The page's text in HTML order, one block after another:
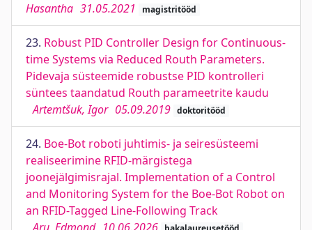
Hasantha 31.05.2021 magistritööd
23. Robust PID Controller Design for Continuous-
time Systems via Reduced Routh Parameters.
Pidevaja süsteemide robustse PID kontrolleri
süntees taandatud Routh parameetrite kaudu
Artemtšuk, Igor 05.09.2019 doktoritööd
24. Boe-Bot roboti juhtimis- ja seiresüsteemi
realiseerimine RFID-märgistega
joonejälgimisrajal. Implementation of a Control
and Monitoring System for the Boe-Bot Robot on
an RFID-Tagged Line-Following Track